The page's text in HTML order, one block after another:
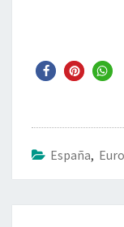
España,